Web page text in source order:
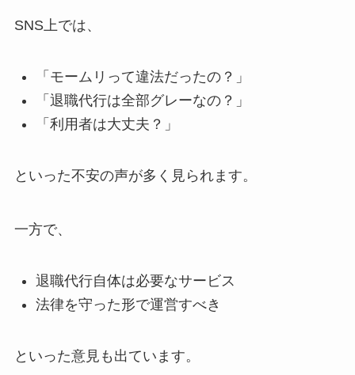
SNS上では、
「モームリって違法だったの？」
「退職代行は全部グレーなの？」
「利用者は大丈夫？」
といった不安の声が多く見られます。
一方で、
退職代行自体は必要なサービス
法律を守った形で運営すべき
といった意見も出ています。